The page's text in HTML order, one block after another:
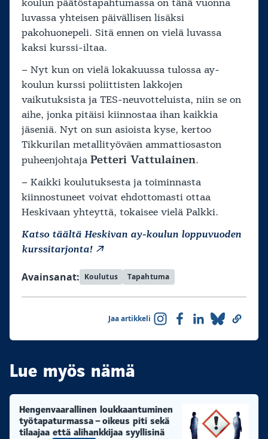
koulun päätöstapahtumassa on tänä vuonna
luvassa yhteisen päivällisen lisäksi
pakohuonepeli. Sitä ennen on vielä luvassa
kaksi kurssi-iltaa.
– Nyt kun on vielä lokakuussa tulossa ay-
koulun kurssi poliittisten lakkojen
vaikutuksista ja TES-neuvotteluista, niin se on
aihe, jonka pitäisi kiinnostaa ihan kaikkia
jäseniä. Nyt on sun asioista kyse, kertoo
Tikkurilan metallityöväen ammattiosaston
puheenjohtaja Petteri Vattulainen.
– Kaikki koulutuksesta ja toiminnasta
kiinnostuneet voivat ehdottomasti ottaa
Heskivaan yhteyttä, tokaisee vielä Palkki.
Katso täältä Heskivan ay-koulun loppuvuoden
kurssitarjonta!
Avainsanat: Koulutus Tapahtuma
Jaa artikkeli
Lue myös nämä
Hengenvaarallinen loukkaantuminen
työtapaturmassa – oikeus piti sekä
tilaajaa että alihankkijaa syyllisinä